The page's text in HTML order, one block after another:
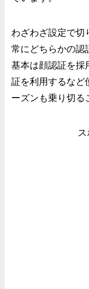
わざわざ設定で切
常にどちらかの認
基本は顔認証を採
証を利用するなど
ーズンも乗り切る